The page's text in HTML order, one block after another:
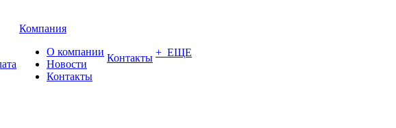
Компания
О компании
Новости
Контакты
Контакты + ЕЩЕ